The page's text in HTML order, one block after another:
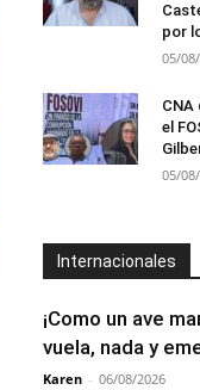
por
05/
CNA
el
05/
Internacionales
¡Como un ave
vuela, nada y
Karen - 06/08/2026